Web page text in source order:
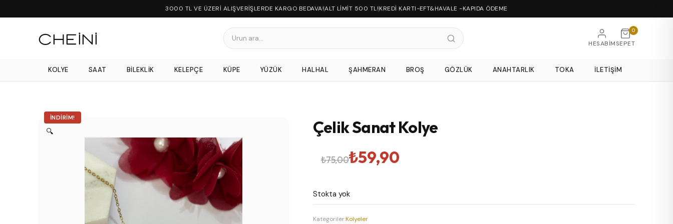
3000 TL VE ÜZERİ ALIŞVERİŞLERDE KARGO BEDAVA!ALT LİMİT 500 TL!KREDİ KARTI-EFT&HAVALE -KAPIDA ÖDEME
HESABIM
0
SEPET
KOLYE SAAT BILEKLIK KELEPÇE KÜPE YÜZÜK HALHAL ŞAHMERAN BROŞ GÖZLÜK ANAHTARLIK TOKA İLETIŞIM
İNDIRIM!
🔍 Çelik Sanat Kolye
₺75,00
Orijinal
₺75,00.
₺59,90
Şu
fiyat:
Stokta yok
Kategoriler:Kolyeler